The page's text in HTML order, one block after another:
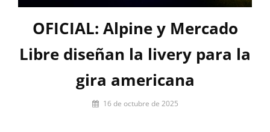
OFICIAL: Alpine y Mercado
Libre diseñan la livery para la
gira americana
Por 16 de octubre de 2025